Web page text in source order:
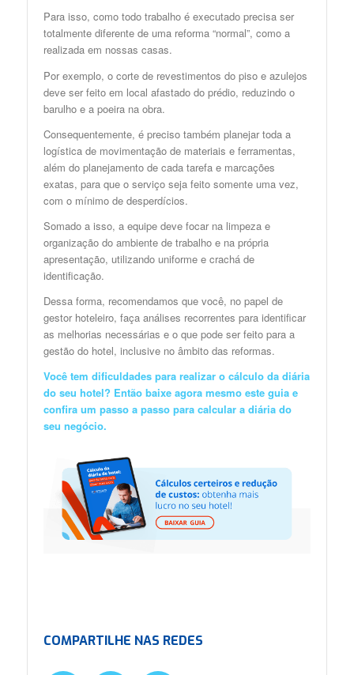
Para isso, como todo trabalho é executado precisa ser
totalmente diferente de uma reforma “normal”, como a
realizada em nossas casas.
Por exemplo, o corte de revestimentos do piso e azulejos
deve ser feito em local afastado do prédio, reduzindo o
barulho e a poeira na obra.
Consequentemente, é preciso também planejar toda a
logística de movimentação de materiais e ferramentas,
além do planejamento de cada tarefa e marcações
exatas, para que o serviço seja feito somente uma vez,
com o mínimo de desperdícios.
Somado a isso, a equipe deve focar na limpeza e
organização do ambiente de trabalho e na própria
apresentação, utilizando uniforme e crachá de
identificação.
Dessa forma, recomendamos que você, no papel de
gestor hoteleiro, faça análises recorrentes para identificar
as melhorias necessárias e o que pode ser feito para a
gestão do hotel, inclusive no âmbito das reformas.
Você tem dificuldades para realizar o cálculo da diária
do seu hotel? Então baixe agora mesmo este guiae
confira um passo a passo para calcular a diária do
seu negócio.
COMPARTILHE NAS REDES